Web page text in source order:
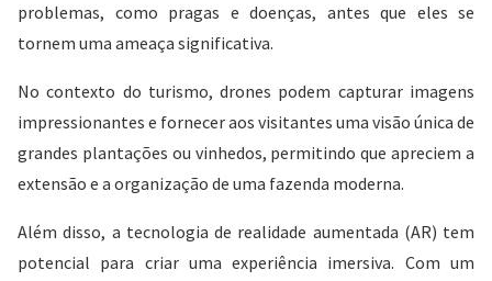
problemas, como pragas e doenças, antes que eles se
tornem uma ameaça significativa.
No contexto do turismo, drones podem capturar imagens
impressionantes e fornecer aos visitantes uma visão única de
grandes plantações ou vinhedos, permitindo que apreciem a
extensão e a organização de uma fazenda moderna.
Além disso, a tecnologia de realidade aumentada (AR) tem
potencial para criar uma experiência imersiva. Com um